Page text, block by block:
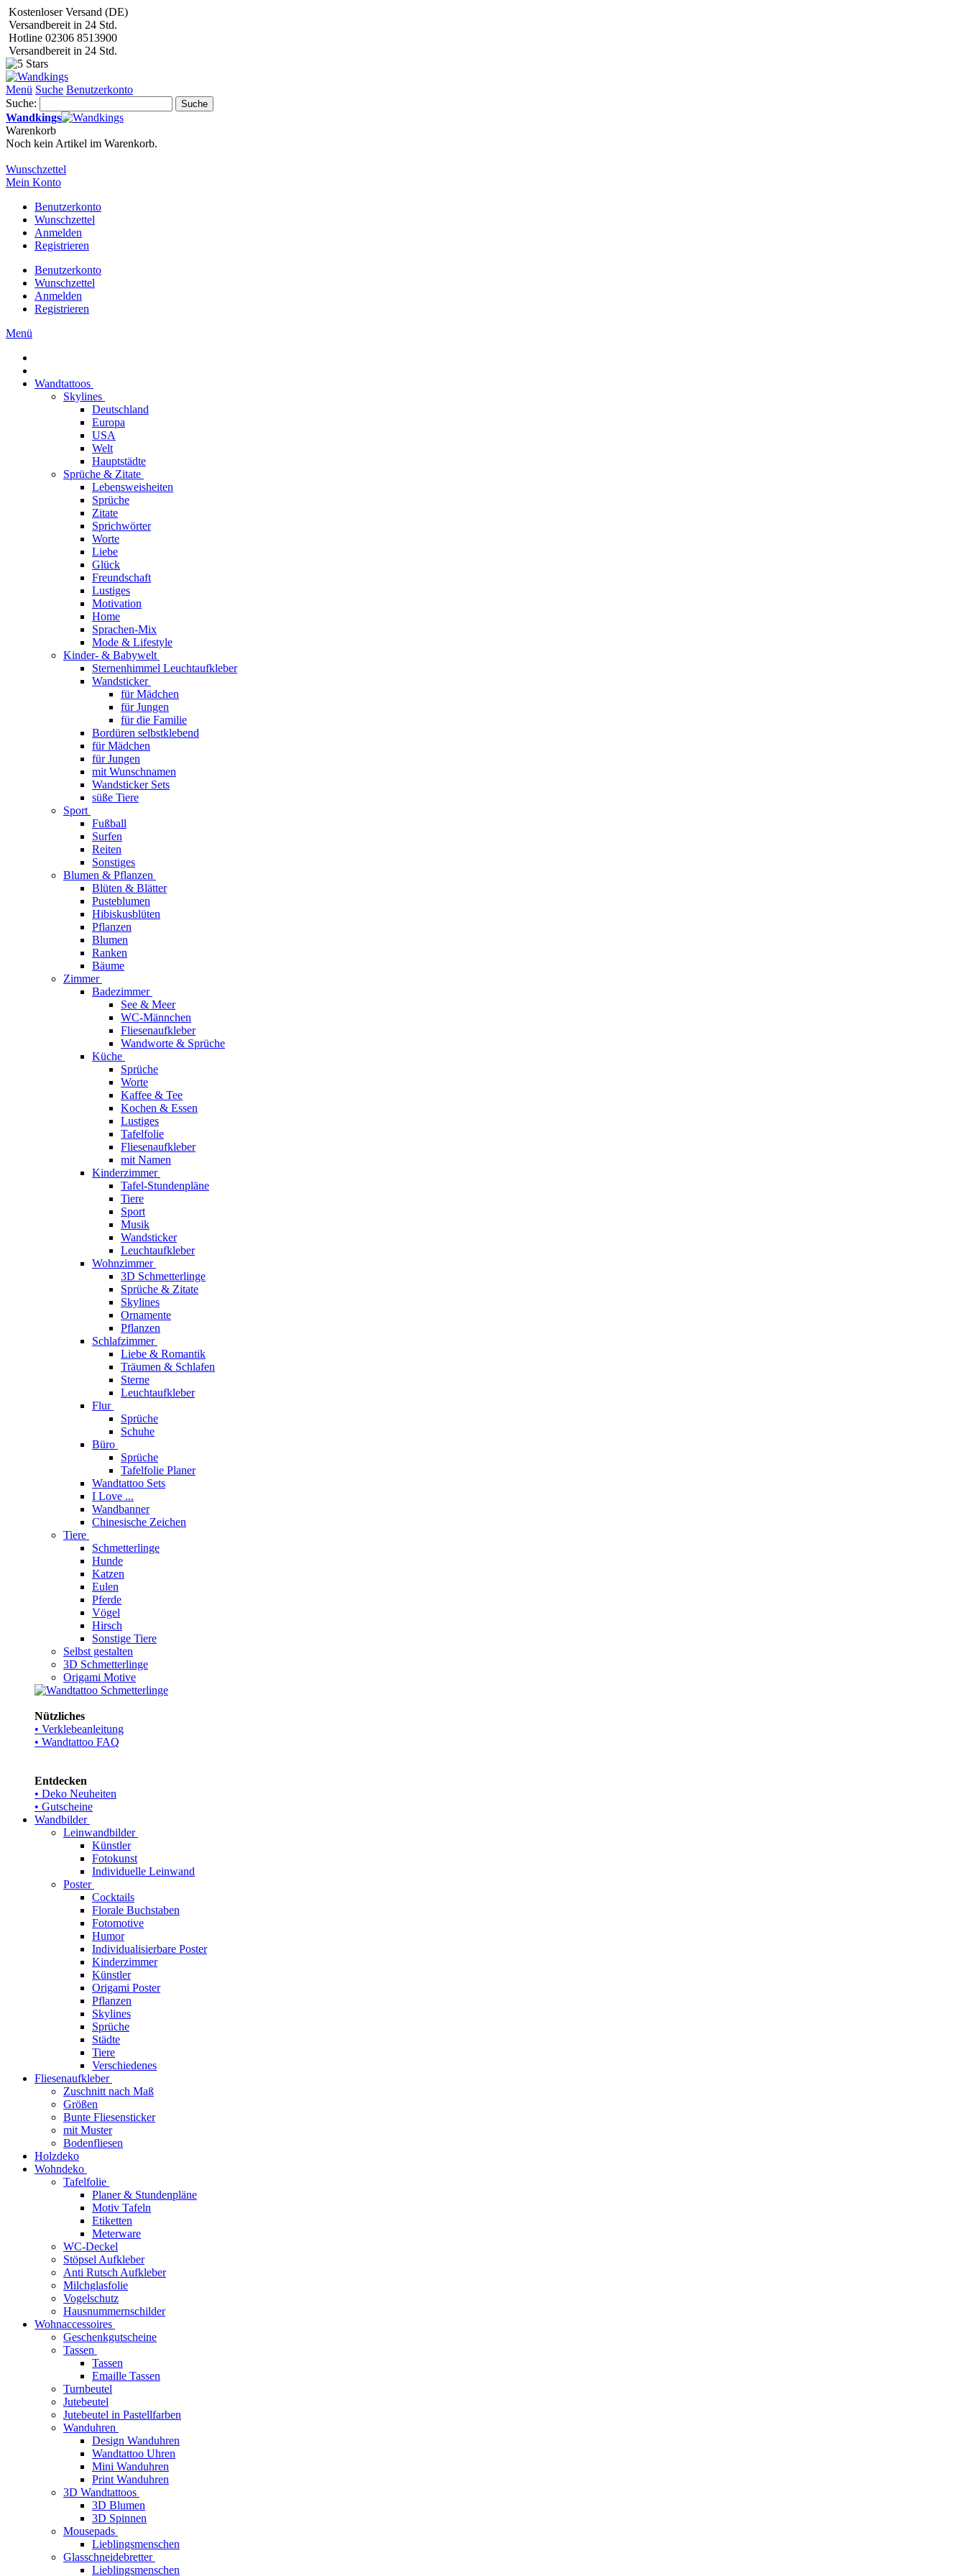
Kostenloser Versand (DE)
Versandbereit in 24 Std.
Hotline 02306 8513900
Versandbereit in 24 Std.
Menü Suche Benutzerkonto
Suche:
Suche
Wandkings
Warenkorb
Noch kein Artikel im Warenkorb.
Wunschzettel
Mein Konto
Benutzerkonto
Wunschzettel
Anmelden
Registrieren
Benutzerkonto
Wunschzettel
Anmelden
Registrieren
Menü
Wandtattoos
Skylines
Deutschland
Europa
USA
Welt
Hauptstädte
Sprüche & Zitate
Lebensweisheiten
Sprüche
Zitate
Sprichwörter
Worte
Liebe
Glück
Freundschaft
Lustiges
Motivation
Home
Sprachen-Mix
Mode & Lifestyle
Kinder- & Babywelt
Sternenhimmel Leuchtaufkleber
Wandsticker
für Mädchen
für Jungen
für die Familie
Bordüren selbstklebend
für Mädchen
für Jungen
mit Wunschnamen
Wandsticker Sets
süße Tiere
Sport
Fußball
Surfen
Reiten
Sonstiges
Blumen & Pflanzen
Blüten & Blätter
Pusteblumen
Hibiskusblüten
Pflanzen
Blumen
Ranken
Bäume
Zimmer
Badezimmer
See & Meer
WC-Männchen
Fliesenaufkleber
Wandworte & Sprüche
Küche
Sprüche
Worte
Kaffee & Tee
Kochen & Essen
Lustiges
Tafelfolie
Fliesenaufkleber
mit Namen
Kinderzimmer
Tafel-Stundenpläne
Tiere
Sport
Musik
Wandsticker
Leuchtaufkleber
Wohnzimmer
3D Schmetterlinge
Sprüche & Zitate
Skylines
Ornamente
Pflanzen
Schlafzimmer
Liebe & Romantik
Träumen & Schlafen
Sterne
Leuchtaufkleber
Flur
Sprüche
Schuhe
Büro
Sprüche
Tafelfolie Planer
Wandtattoo Sets
I Love ...
Wandbanner
Chinesische Zeichen
Tiere
Schmetterlinge
Hunde
Katzen
Eulen
Pferde
Vögel
Hirsch
Sonstige Tiere
Selbst gestalten
3D Schmetterlinge
Origami Motive
Nützliches
• Verklebeanleitung
• Wandtattoo FAQ
Entdecken
• Deko Neuheiten
• Gutscheine
Wandbilder
Leinwandbilder
Künstler
Fotokunst
Individuelle Leinwand
Poster
Cocktails
Florale Buchstaben
Fotomotive
Humor
Individualisierbare Poster
Kinderzimmer
Künstler
Origami Poster
Pflanzen
Skylines
Sprüche
Städte
Tiere
Verschiedenes
Fliesenaufkleber
Zuschnitt nach Maß
Größen
Bunte Fliesensticker
mit Muster
Bodenfliesen
Holzdeko
Wohndeko
Tafelfolie
Planer & Stundenpläne
Motiv Tafeln
Etiketten
Meterware
WC-Deckel
Stöpsel Aufkleber
Anti Rutsch Aufkleber
Milchglasfolie
Vogelschutz
Hausnummernschilder
Wohnaccessoires
Geschenkgutscheine
Tassen
Tassen
Emaille Tassen
Turnbeutel
Jutebeutel
Jutebeutel in Pastellfarben
Wanduhren
Design Wanduhren
Wandtattoo Uhren
Mini Wanduhren
Print Wanduhren
3D Wandtattoos
3D Blumen
3D Spinnen
Mousepads
Lieblingsmenschen
Glasschneidebretter
Lieblingsmenschen